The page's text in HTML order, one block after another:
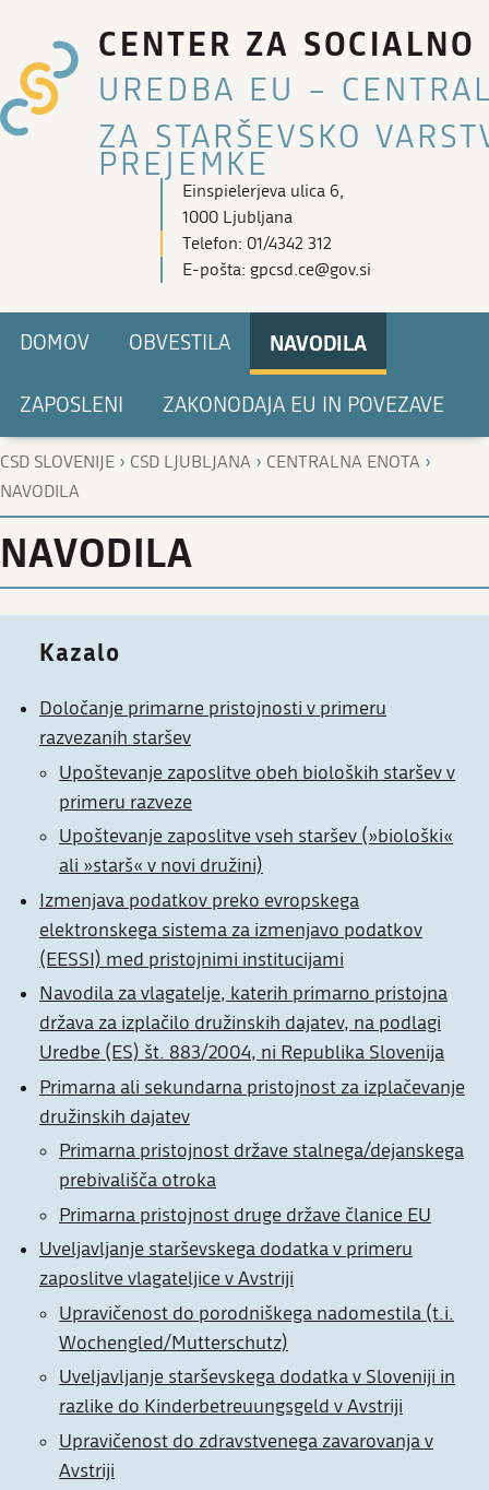
CENTER ZA
UREDBA EU –
ZA STARŠEVSKO
PREJEMKE
Einspielerjeva ulica 6,
1000 Ljubljana
Telefon: 01/4342 312
E-pošta: gpcsd.ce@gov.si
DOMOV OBVESTILA NAVODILA
ZAPOSLENI ZAKONODAJA EU IN POVEZAVE
CSD SLOVENIJE › CSD LJUBLJANA › CENTRALNA ENOTA ›
NAVODILA
NAVODILA
Kazalo
Določanje primarne pristojnosti v primeru
razvezanih staršev
Upoštevanje zaposlitve obeh bioloških staršev v
primeru razveze
Upoštevanje zaposlitve vseh staršev (»biološki«
ali »starš« v novi družini)
Izmenjava podatkov preko evropskega
elektronskega sistema za izmenjavo podatkov
(EESSI) med pristojnimi institucijami
Navodila za vlagatelje, katerih primarno pristojna
država za izplačilo družinskih dajatev, na podlagi
Uredbe (ES) št. 883/2004, ni Republika Slovenija
Primarna ali sekundarna pristojnost za izplačevanje
družinskih dajatev
Primarna pristojnost države stalnega/dejanskega
prebivališča otroka
Primarna pristojnost druge države članice EU
Uveljavljanje starševskega dodatka v primeru
zaposlitve vlagateljice v Avstriji
Upravičenost do porodniškega nadomestila (t.i.
Wochengled/Mutterschutz)
Uveljavljanje starševskega dodatka v Sloveniji in
razlike do Kinderbetreuungsgeld v Avstriji
Upravičenost do zdravstvenega zavarovanja v
Avstriji